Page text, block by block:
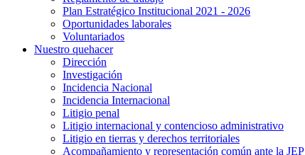
Plan Estratégico Institucional 2021 - 2026
Oportunidades laborales
Voluntariados
Nuestro quehacer
Dirección
Investigación
Incidencia Nacional
Incidencia Internacional
Litigio penal
Litigio internacional y contencioso administrativo
Litigio en tierras y derechos territoriales
Acompañamiento y representación común ante la JEP